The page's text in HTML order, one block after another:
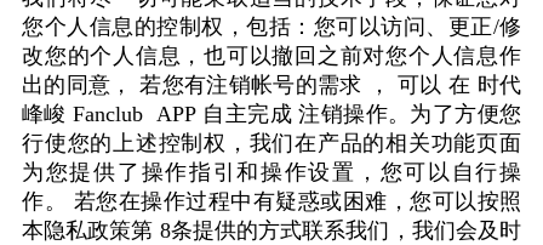
您个人信息的控制权，包括：您可以访问、更正/修
改您的个人信息，也可以撤回之前对您个人信息作
出的同意，
若您有注销帐号的需求 ， 可以 在 时代
峰峻 Fanclub APP 自主完成 注销操作。为了方便您
行使您的上述控制权，我们在产品的相关功能页面
为您提供了操作指引和操作设置，您可以自行操
作。
若您在操作过程中有疑惑或困难，您可以按照
本隐私政策第 8条提供的方式联系我们，我们会及时